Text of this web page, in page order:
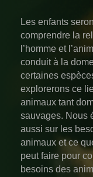
Les enfants
comprendre la
l’homme et
conduit à la
certaines
explorerons ce
animaux tant
sauvages. Nous
aussi sur les
animaux et ce
peut faire pour
besoins des